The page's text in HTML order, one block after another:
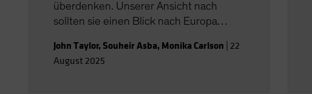
überdenken. Unserer Ansicht nach
sollten sie einen Blick nach Europa
John Taylor, Souheir Asba, Monika Carlson 22
August 2025